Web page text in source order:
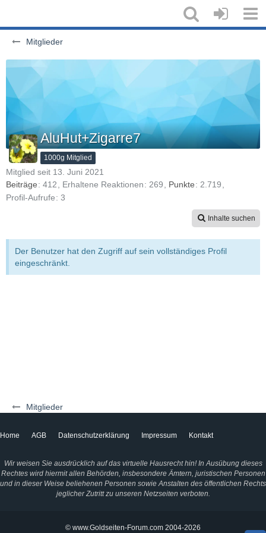
Mitglieder
Mitglieder
AluHut+Zigarre7
1000g Mitglied
Mitglied seit 13. Juni 2021
Beiträge
412 Erhaltene Reaktionen 269 Punkte
2.719
Profil-Aufrufe
3
Inhalte suchen
Der Benutzer hat den Zugriff auf sein vollständiges Profil
eingeschränkt.
Home AGB Datenschutzerklärung Impressum Kontakt
Wir weisen Sie ausdrücklich auf das virtuelle Hausrecht hin! In Ausübung dieses
Rechtes wird hiermit allen Behörden, insbesondere Ämtern, juristischen Personen
und in dieser Weise beliehenen Personen sowie Anstalten des öffentlichen Rechts
jeglicher Zutritt zu unseren Netzseiten verboten.
© www.Goldseiten-Forum.com 2004-2026